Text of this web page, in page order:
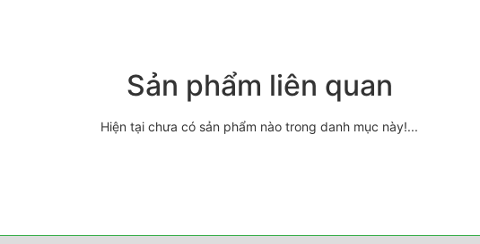
Sản phẩm liên quan
Hiện tại chưa có sản phẩm nào trong danh mục này!...